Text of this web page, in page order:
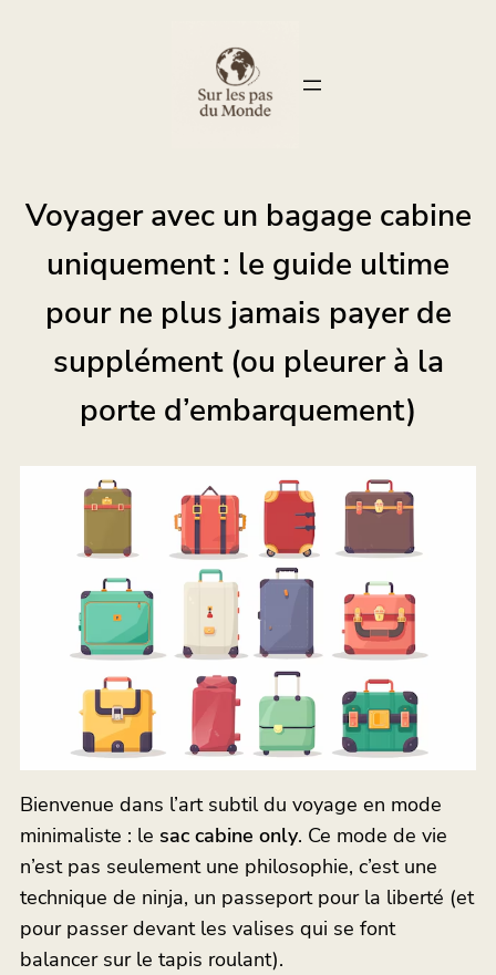
Voyager avec un bagage cabine
uniquement : le guide ultime
pour ne plus jamais payer de
supplément (ou pleurer à la
porte d’embarquement)
Bienvenue dans l’art subtil du voyage en mode
minimaliste : le sac cabine only. Ce mode de vie
n’est pas seulement une philosophie, c’est une
technique de ninja, un passeport pour la liberté (et
pour passer devant les valises qui se font
balancer sur le tapis roulant).